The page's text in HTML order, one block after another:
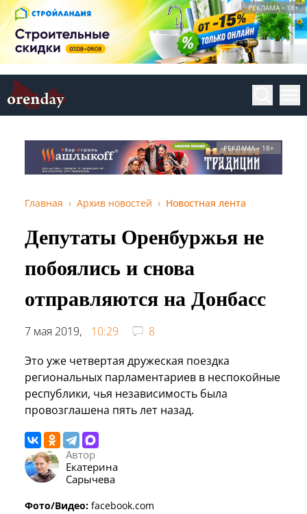
РЕКЛАМА • 18+
РЕКЛАМА • 18+
Главная Архив новостей Новостная лента
Депутаты Оренбуржья не
побоялись и снова
отправляются на Донбасс
7 мая 2019, 10:29
8
Это уже четвертая дружеская поездка
региональных парламентариев в неспокойные
республики, чья независимость была
провозглашена пять лет назад.
Автор
Екатерина
Сарычева
Фото/Видео: facebook.com